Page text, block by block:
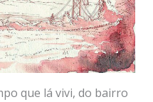
que lá vivi, do bairro